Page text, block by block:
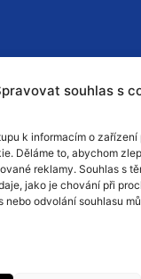
souhlas s
k informacím o
Děláme to, abychom
reklamy. Souhlas s
jako je chování při
nebo odvolání souhlasu
Takže je
hry je
se dostane